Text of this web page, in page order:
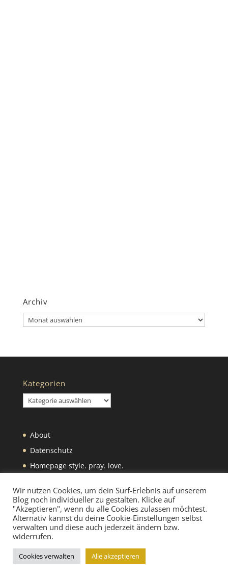
Archiv
Archiv
Kategorien
Kategorien
About
Datenschutz
Homepage style. pray. love.
Designed by Elegant Themes| Powered by
WordPress
Wir nutzen Cookies, um dein Surf-Erlebnis auf unserem
Blog noch individueller zu gestalten. Klicke auf
"Akzeptieren", wenn du alle Cookies zulassen möchtest.
Alternativ kannst du deine Cookie-Einstellungen selbst
verwalten und diese auch jederzeit ändern bzw.
widerrufen.
Cookies verwalten Alle akzeptieren